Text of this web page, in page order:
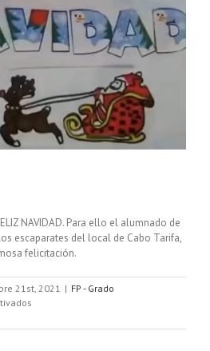
NAVIDAD. Para ello el alumnado de
escaparates del local de Cabo Tarifa,
felicitación.
21st, 2021 | FP - Grado
NAVIDAD